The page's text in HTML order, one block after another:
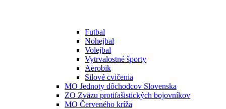
Futbal
Nohejbal
Volejbal
Vytrvalostné športy
Aerobik
Silové cvičenia
MO Jednoty dôchodcov Slovenska
ZO Zväzu protifašistických bojovníkov
MO Červeného kríža